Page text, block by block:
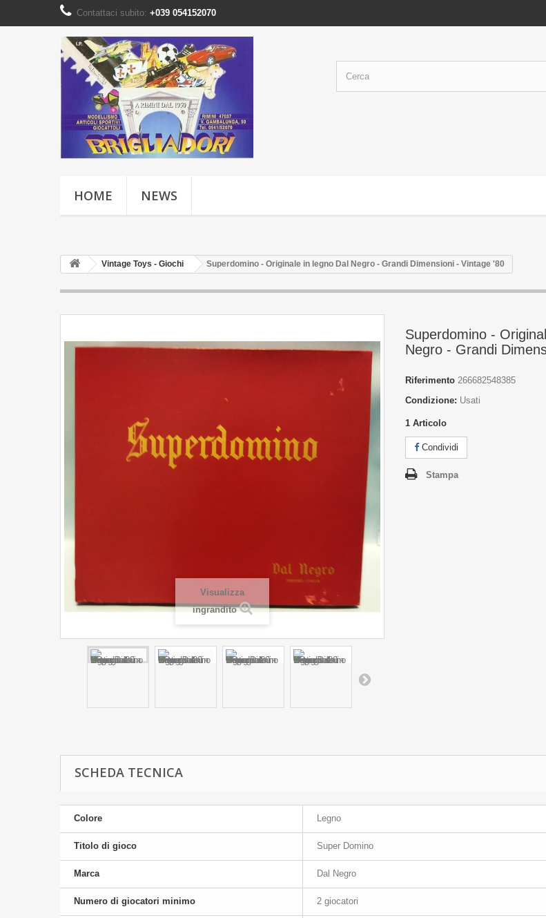
Contattaci subito: +039 054152070
HOME NEWS
Vintage Toys - Giochi Superdomino - Originale in legno Dal Negro - Grandi Dimensioni - Vintage '80
Visualizza
ingrandito
Superdomino -
Negro - Grandi
Riferimento 266682548385
Condizione: Usati
1 Articolo
Condividi
Stampa
SCHEDA TECNICA
Colore Legno
Titolo di gioco Super Domino
Marca Dal Negro
Numero di giocatori minimo 2 giocatori